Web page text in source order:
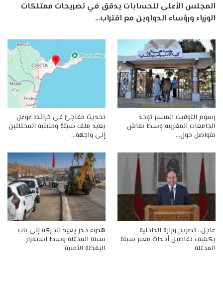
المجلس الأعلى للحسابات يدقق في تصريحات ممتلكات
الوزراء ورؤساء الدواوين مع اقتراب…
رسوم التوقيت الميسر توحد
الجامعات المغربية وسط نقاش
متواصل حول…
تحديث مفاجئ في خرائط غوغل
يعيد ملف سبتة ومليلية المحتلتين
إلى واجهة…
عاجل.. تصريح وزارة الداخلية
يكشف تفاصيل أحداث معبر سبتة
المحتلة
هدوء حذر يعيد الحركة إلى باب
سبتة المحتلة وسط استمرار
اليقظة الأمنية